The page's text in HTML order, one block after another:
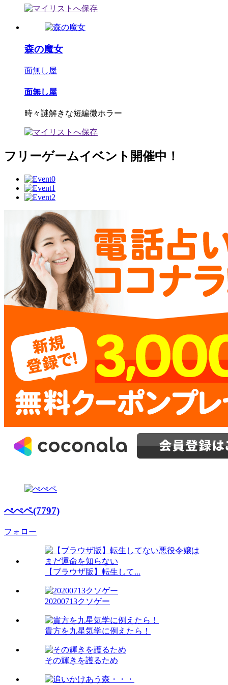
森の魔女
面無し屋
面無し屋
時々謎解きな短編微ホラー
フリーゲームイベント開催中！
ぺぺペ(7797)
フォロー
【ブラウザ版】転生して...
20200713クソゲー
貴方を九星気学に例えたら！
その輝きを護るため